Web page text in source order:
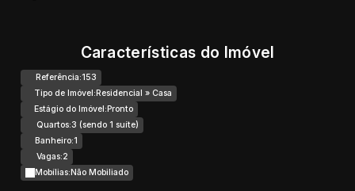
Características do Imóvel
Referência:153
Tipo de Imóvel:Residencial » Casa
Estágio do Imóvel:Pronto
Quartos:3 (sendo 1 suíte)
Banheiro:1
Vagas:2
Mobílias:Não Mobiliado